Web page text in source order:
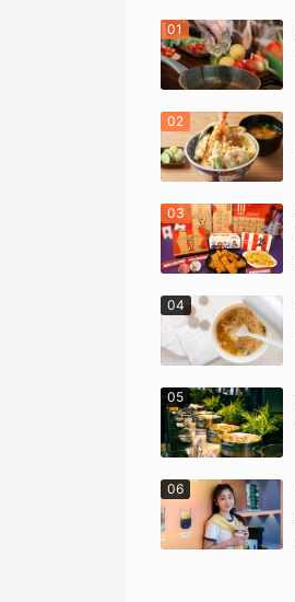
01
02
03
04
05
06